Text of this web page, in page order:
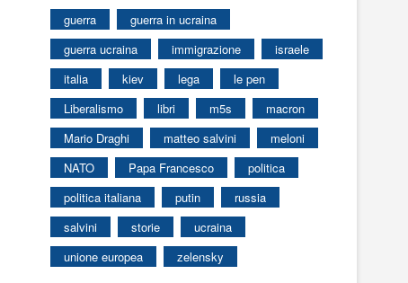
guerra
guerra in ucraina
guerra ucraina
immigrazione
israele
italia
kiev lega
le pen
Liberalismo
libri m5s
macron
Mario Draghi
matteo salvini
meloni
NATO
Papa Francesco
politica
politica italiana
putin
russia
salvini
storie
ucraina
unione europea
zelensky